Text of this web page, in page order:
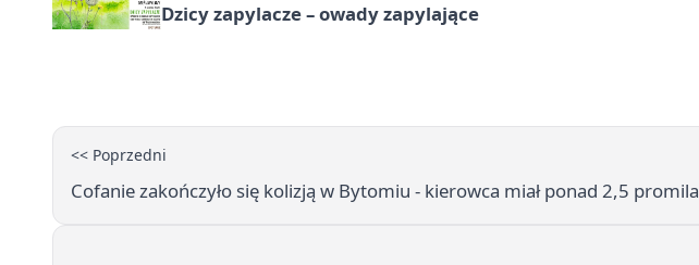
Dzicy zapylacze – owady zapylające
<< Poprzedni
Cofanie zakończyło się kolizją w Bytomiu - kierowca miał ponad 2,5 promila